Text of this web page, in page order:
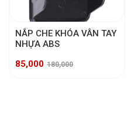
NẮP CHE KHÓA VÂN TAY
NHỰA ABS
85,000 180,000